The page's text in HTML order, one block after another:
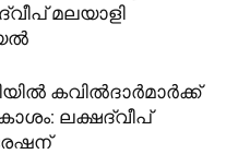
മലയാളി
കവിൽദാർമാർക്ക്
ലക്ഷദ്വീപ്